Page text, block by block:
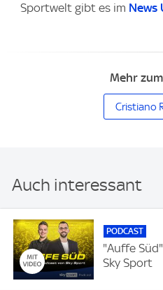
Sportwelt gibt es im News
Mehr
Cristiano
Auch interessant
PODCAST
"Auffe
Sky Sport